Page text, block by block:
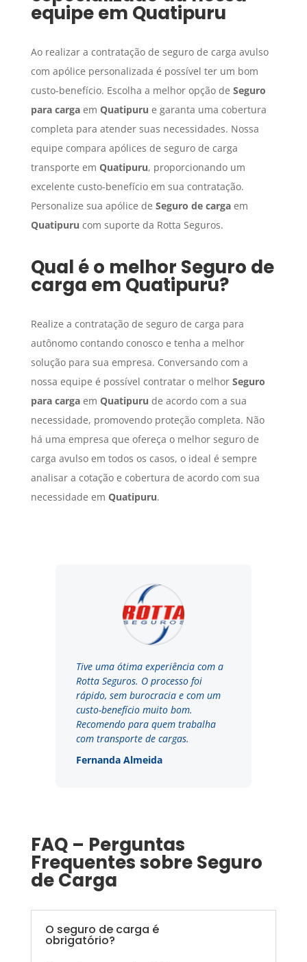
equipe em Quatipuru
Ao realizar a contratação de seguro de carga avulso
com apólice personalizada é possível ter um bom
custo-benefício. Escolha a melhor opção de Seguro
para cargaem Quatipuru e garanta uma cobertura
completa para atender suas necessidades. Nossa
equipe compara apólices de seguro de carga
transporte em Quatipuru, proporcionando um
excelente custo-benefício em sua contratação.
Personalize sua apólice de Seguro de cargaem
Quatipuru com suporte da Rotta Seguros.
Qual é o melhor Seguro de
carga em Quatipuru?
Realize a contratação de seguro de carga para
autônomo contando conosco e tenha a melhor
solução para sua empresa. Conversando com a
nossa equipe é possível contratar o melhor Seguro
para cargaem Quatipuru de acordo com a sua
necessidade, promovendo proteção completa. Não
há uma empresa que ofereça o melhor seguro de
carga avulso em todos os casos, o ideal é sempre
analisar a cotação e cobertura de acordo com sua
necessidade em Quatipuru.
Tive uma ótima experiência com a
Rotta Seguros. O processo foi
rápido, sem burocracia e com um
custo-benefício muito bom.
Recomendo para quem trabalha
com transporte de cargas.
Fernanda Almeida
FAQ – Perguntas
Frequentes sobre Seguro
de Carga
O seguro de carga é
obrigatório?